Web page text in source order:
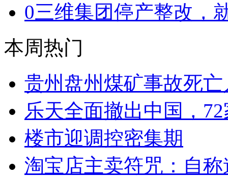
0三维集团停产整改，
本周热门
贵州盘州煤矿事故死
乐天全面撤出中国，
楼市迎调控密集期
淘宝店主卖符咒：自